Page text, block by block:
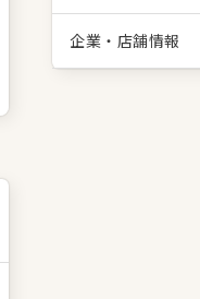
企業・店舗情報